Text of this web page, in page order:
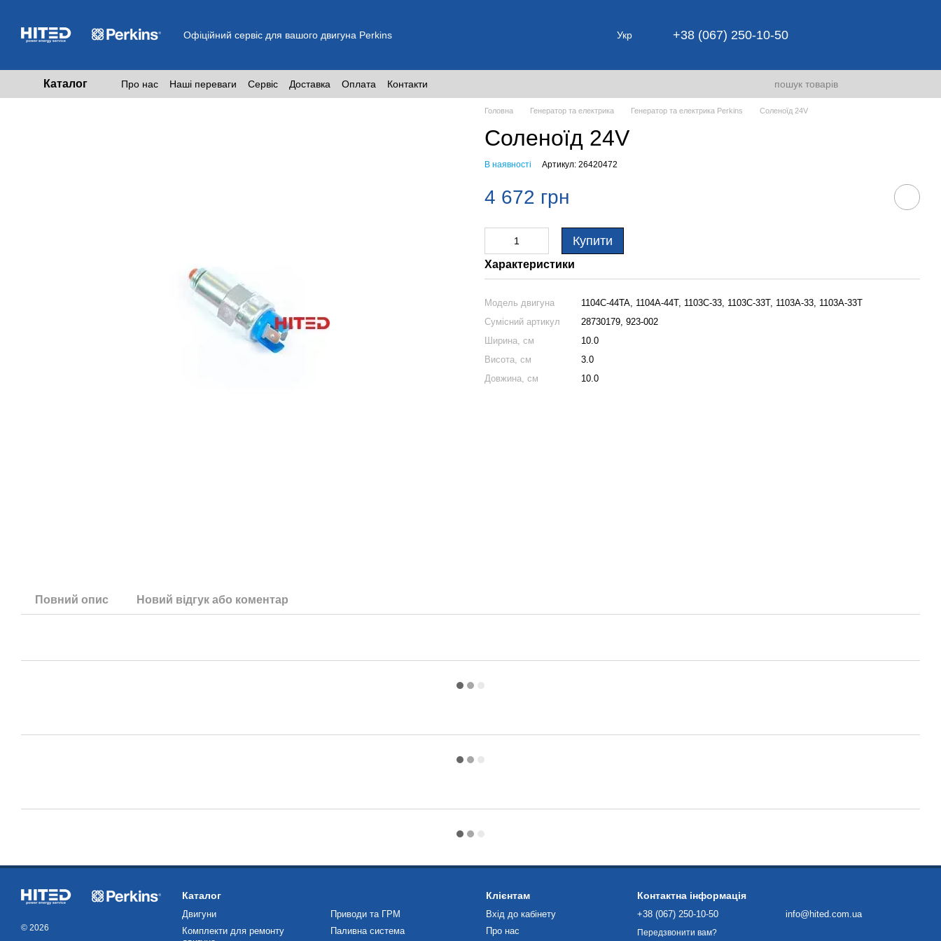
Офіційний сервіс для вашого двигуна Perkins Укр +38 (067) 250-10-50
Каталог Про нас Наші переваги Сервіс Доставка Оплата Контакти
Головна Генератор та електрика Генератор та електрика Perkins Соленоїд 24V
Соленоїд 24V
В наявності Артикул: 26420472
4 672 грн
Купити
Характеристики
Модель двигуна
1104C-44TA, 1104A-44T, 1103C-33, 1103C-33T, 1103A-33, 1103A-33T
Сумісний артикул
28730179, 923-002
Ширина, см
10.0
Висота, см
3.0
Довжина, см
10.0
Повний опис Новий відгук або коментар
© 2026
Каталог
Двигуни
Комплекти для ремонту
Приводи та ГРМ
Паливна система
Клієнтам
Вхід до кабінету
Про нас
Контактна інформація
+38 (067) 250-10-50
Передзвонити вам?
info@hited.com.ua